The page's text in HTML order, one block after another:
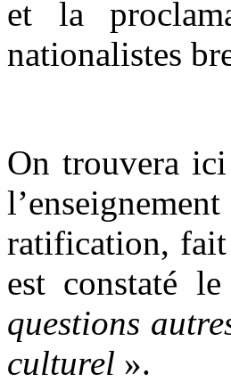
et la
nationalistes
On trouvera
ratification,
est constaté
questions
culturel ».